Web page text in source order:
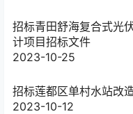
招标青田舒海复合式光
计项目招标文件
2023-10-25
招标莲都区单村水站改
2023-10-12